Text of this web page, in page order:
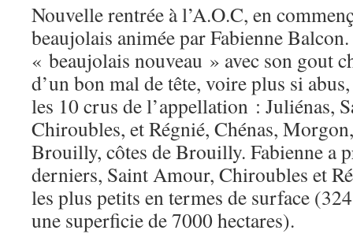
Nouvelle rentrée à l’A.O.C, en
beaujolais animée par Fabienne
« beaujolais nouveau » avec son gout
d’un bon mal de tête, voire plus si
les 10 crus de l’appellation : Juliénas,
Chiroubles, et Régnié, Chénas,
Brouilly, côtes de Brouilly. Fabienne a
derniers, Saint Amour, Chiroubles et
les plus petits en termes de surface
une superficie de 7000 hectares).